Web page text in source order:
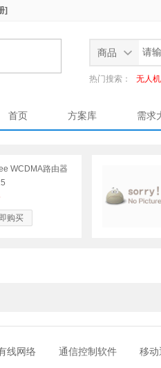
]
商品
热门搜索： 无人机
首页 方案库 需求
WCDMA路由器
购买
线网络 通信控制软件 移动